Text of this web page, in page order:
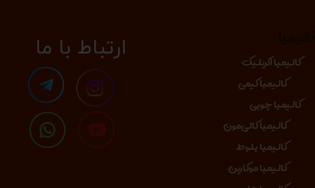
​​​ارتباط با ما
کالیمبا اکریلیک
کالیمبا کیمی
کالیمبا چوبی
کالیمبا کالی‌مون
کالیمبا بلوط
کالیمبا موکارین